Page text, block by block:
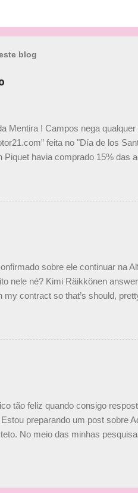
blog
Mentira ! Campos nega
feita no "Día de los
Piquet havia comprado 15% das
taxativo ao declarar que o
recebemos uma oferta de
podemos ter dois brasileiros”,
sobre ele continuar na
nele né? Kimi Räikkönen
my contract so that’s should,
estar há tantos anos na F1.
pic.twitter.com/
tão feliz quando consigo
preparando um post sobre
No meio das minhas
irmã caçula, Paula Senna. Fui